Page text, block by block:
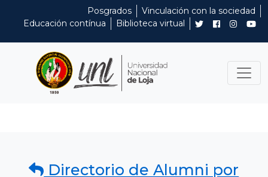
Posgrados
Vinculación con la sociedad
Educación contínua
Biblioteca virtual
Directorio de Alumni por